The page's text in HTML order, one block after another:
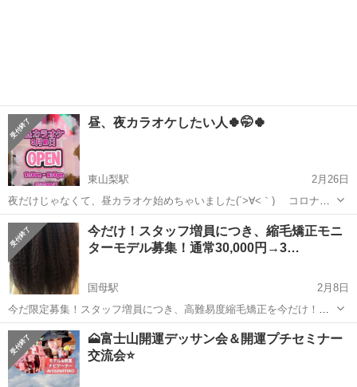
昼、夜カラオケしたい人🍀🤭🍀
東山梨駅
2月26日
夜だけじゃなくて、昼カラオケ始めちゃいました(´>∀<｀)ゝ コロナ前
みたいに、私と仲間とカラオケしませんか？ 沢山のメンバーわいわい
苦手な方、1人から募集します‼️ マッタリカラオケタイムやわいわい飲
み会などイベント🎤 ...
山梨 山梨市 東山梨駅 その他 コロナ
今だけ！スタッフ増員につき、縮毛矯正モニ
ターモデル募集！通常30,000円→3…
国母駅
2月8日
今だ限定募集！スタッフ増員につき、高難易度縮毛矯正を今だけ！
33,000円→3,000円！高難易度縮毛矯正専門店"さよなら、私のくせ毛
とうねり"の髪の毛サラサラ物語のモデル募集！めちゃくちゃ強くてど
うしようもない！くせ毛をサ...
山梨 甲府市 国母駅 その他 物語
🗻富士山開運デッサン会＆開運プチセミナー
交流会⭐️